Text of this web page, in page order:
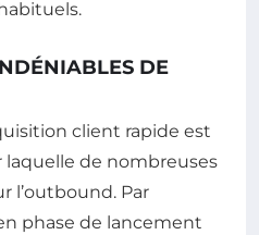
DE
client rapide est
laquelle de nombreuses
l’outbound. Par
phase de lancement